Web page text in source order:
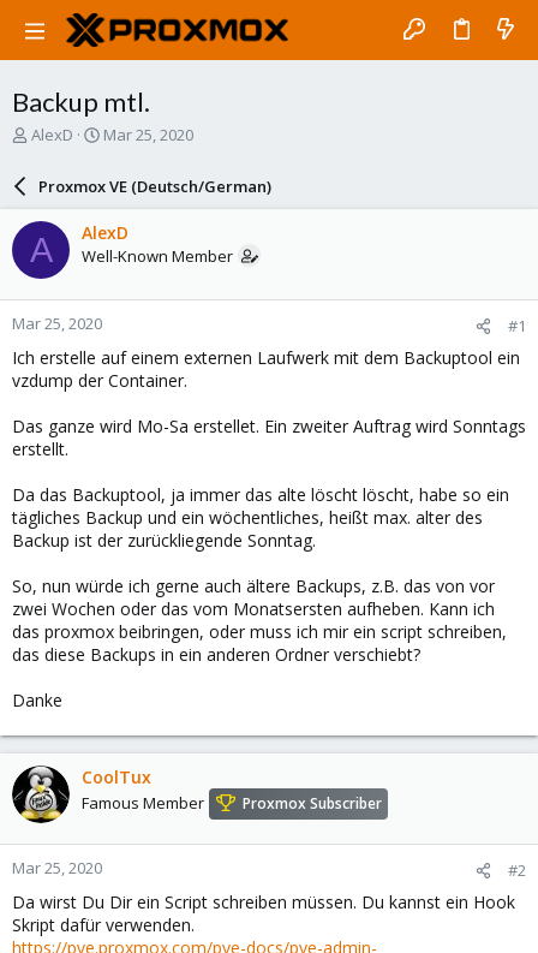
Backup mtl.
T
a
d
s
t
a
r
t
e
r
AlexD
S
a
r
d
a
e
Mar 25, 2020
Proxmox VE (Deutsch/German)
A AlexD
Well-Known Member
Mar 25, 2020 #1
Ich erstelle auf einem externen Laufwerk mit dem Backuptool ein
vzdump der Container.
Das ganze wird Mo-Sa erstellet. Ein zweiter Auftrag wird Sonntags
erstellt.
Da das Backuptool, ja immer das alte löscht löscht, habe so ein
tägliches Backup und ein wöchentliches, heißt max. alter des
Backup ist der zurückliegende Sonntag.
So, nun würde ich gerne auch ältere Backups, z.B. das von vor
zwei Wochen oder das vom Monatsersten aufheben. Kann ich
das proxmox beibringen, oder muss ich mir ein script schreiben,
das diese Backups in ein anderen Ordner verschiebt?
Danke
CoolTux
Famous Member Proxmox Subscriber
Mar 25, 2020 #2
Da wirst Du Dir ein Script schreiben müssen. Du kannst ein Hook
Skript dafür verwenden.
https://pve.proxmox.com/pve-docs/pve-admin-